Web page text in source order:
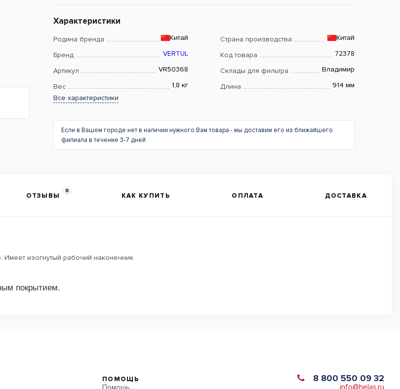
Характеристики
Родина бренда Китай Страна производства Китай
Бренд VERTUL Код товара 72378
Артикул VR50368 Склады для фильтра Владимир
Вес 1,8 кг Длина
914 мм
Все характеристики
Если в Вашем городе нет в наличии нужного Вам товара - мы доставим его из ближайшего
филиала в течение 3-7 дней
ОТЗЫВЫ
0
КАК КУПИТЬ ОПЛАТА ДОСТАВКА
Имеет изогнутый рабочий наконечник.
покрытием.
ПОМОЩЬ 8 800 550 09 32
info@helas.ru